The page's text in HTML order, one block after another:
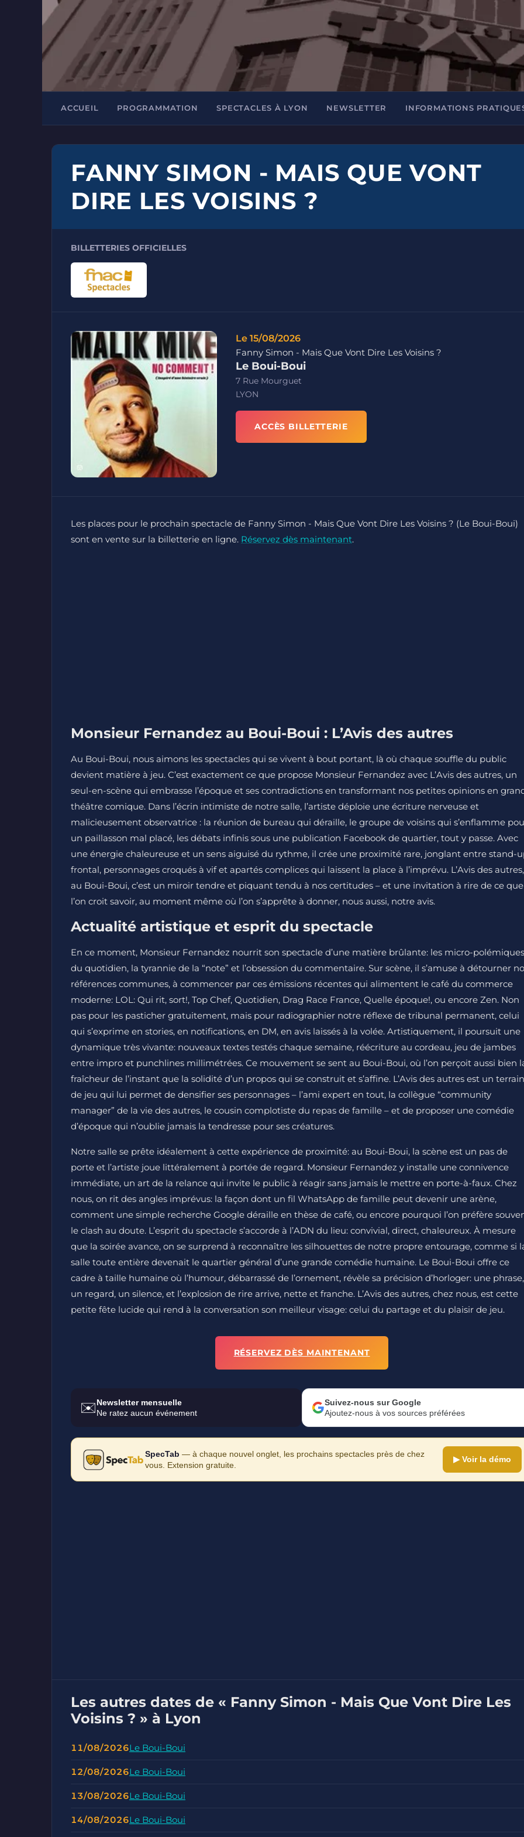
ACCUEIL PROGRAMMATION SPECTACLES À LYON NEWSLETTER INFORMATIONS
FANNY SIMON - MAIS QUE VONT
DIRE LES VOISINS ?
BILLETTERIES OFFICIELLES
Le 15/08/2026
Fanny Simon - Mais Que Vont Dire Les Voisins ?
Le Boui-Boui
7 Rue Mourguet
LYON
ACCÈS BILLETTERIE
Les places pour le prochain spectacle de Fanny Simon - Mais Que Vont Dire Les Voisins ? (Le Boui-Boui)
sont en vente sur la billetterie en ligne. Réservez dès maintenant.
Monsieur Fernandez au Boui-Boui : L’Avis des autres
Au Boui-Boui, nous aimons les spectacles qui se vivent à bout portant, là où chaque souffle du public
devient matière à jeu. C’est exactement ce que propose Monsieur Fernandez avec L’Avis des autres, un
seul-en-scène qui embrasse l’époque et ses contradictions en transformant nos petites opinions en
théâtre comique. Dans l’écrin intimiste de notre salle, l’artiste déploie une écriture nerveuse et
malicieusement observatrice : la réunion de bureau qui déraille, le groupe de voisins qui s’enflamme
un paillasson mal placé, les débats infinis sous une publication Facebook de quartier, tout y passe. Avec
une énergie chaleureuse et un sens aiguisé du rythme, il crée une proximité rare, jonglant entre stand-
frontal, personnages croqués à vif et apartés complices qui laissent la place à l’imprévu. L’Avis des autres,
au Boui-Boui, c’est un miroir tendre et piquant tendu à nos certitudes – et une invitation à rire de ce que
l’on croit savoir, au moment même où l’on s’apprête à donner, nous aussi, notre avis.
Actualité artistique et esprit du spectacle
En ce moment, Monsieur Fernandez nourrit son spectacle d’une matière brûlante: les micro-polémiques
du quotidien, la tyrannie de la “note” et l’obsession du commentaire. Sur scène, il s’amuse à détourner
références communes, à commencer par ces émissions récentes qui alimentent le café du commerce
moderne: LOL: Qui rit, sort!, Top Chef, Quotidien, Drag Race France, Quelle époque!, ou encore Zen. Non
pas pour les pasticher gratuitement, mais pour radiographier notre réflexe de tribunal permanent, celui
qui s’exprime en stories, en notifications, en DM, en avis laissés à la volée. Artistiquement, il poursuit une
dynamique très vivante: nouveaux textes testés chaque semaine, réécriture au cordeau, jeu de jambes
entre impro et punchlines millimétrées. Ce mouvement se sent au Boui-Boui, où l’on perçoit aussi bien
fraîcheur de l’instant que la solidité d’un propos qui se construit et s’affine. L’Avis des autres est un terrain
de jeu qui lui permet de densifier ses personnages – l’ami expert en tout, la collègue “community
manager” de la vie des autres, le cousin complotiste du repas de famille – et de proposer une comédie
d’époque qui n’oublie jamais la tendresse pour ses créatures.
Notre salle se prête idéalement à cette expérience de proximité: au Boui-Boui, la scène est un pas de
porte et l’artiste joue littéralement à portée de regard. Monsieur Fernandez y installe une connivence
immédiate, un art de la relance qui invite le public à réagir sans jamais le mettre en porte-à-faux. Chez
nous, on rit des angles imprévus: la façon dont un fil WhatsApp de famille peut devenir une arène,
comment une simple recherche Google déraille en thèse de café, ou encore pourquoi l’on préfère
le clash au doute. L’esprit du spectacle s’accorde à l’ADN du lieu: convivial, direct, chaleureux. À mesure
que la soirée avance, on se surprend à reconnaître les silhouettes de notre propre entourage, comme si
salle toute entière devenait le quartier général d’une grande comédie humaine. Le Boui-Boui offre ce
cadre à taille humaine où l’humour, débarrassé de l’ornement, révèle sa précision d’horloger: une phrase,
un regard, un silence, et l’explosion de rire arrive, nette et franche. L’Avis des autres, chez nous, est cette
petite fête lucide qui rend à la conversation son meilleur visage: celui du partage et du plaisir de jeu.
RÉSERVEZ DÈS MAINTENANT
✉️Newsletter mensuelle
Ne ratez aucun événement
Suivez-nous sur Google
Ajoutez-nous à vos sources préférées
SpecTab — à chaque nouvel onglet, les prochains spectacles près de chez
vous. Extension gratuite.
▶ Voir la démo
Les autres dates de « Fanny Simon - Mais Que Vont Dire Les
Voisins ? » à Lyon
11/08/2026Le Boui-Boui
12/08/2026Le Boui-Boui
13/08/2026Le Boui-Boui
14/08/2026Le Boui-Boui